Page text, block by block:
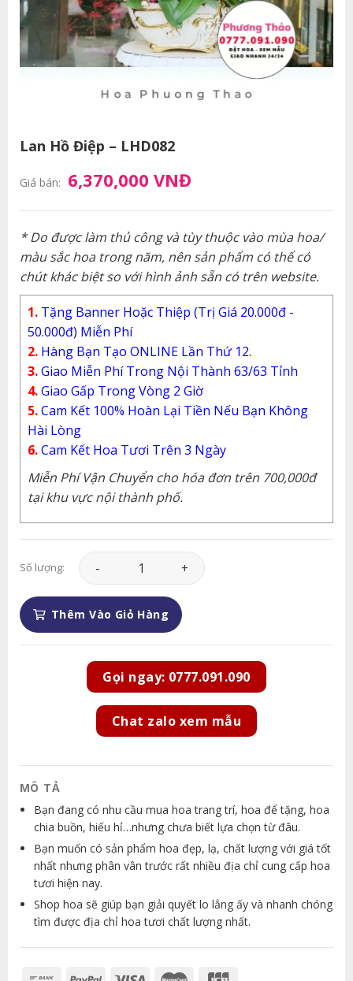
Lan Hồ Điệp – LHD082
Giá bán: 6,370,000 VNĐ
* Do được làm thủ công và tùy thuộc vào mùa hoa/
màu sắc hoa trong năm, nên sản phẩm có thể có
chút khác biệt so với hình ảnh sẵn có trên website.
1. Tặng Banner Hoặc Thiệp (Trị Giá 20.000đ -
50.000đ) Miễn Phí
2. Hàng Bạn Tạo ONLINE Lần Thứ 12.
3.Giao Miễn Phí Trong Nội Thành 63/63 Tỉnh
4.Giao Gấp Trong Vòng 2 Giờ
5.Cam Kết 100% Hoàn Lại Tiền Nếu Bạn Không
Hài Lòng
6.Cam Kết Hoa Tươi Trên 3 Ngày
Miễn Phí Vận Chuyển cho hóa đơn trên 700,000đ
tại khu vực nội thành phố.
Số lượng: Lan Hồ Điệp - LHD082 số lượng
Thêm Vào Giỏ Hàng
Gọi ngay: 0777.091.090
Chat zalo xem mẫu
MÔ TẢ
Bạn đang có nhu cầu mua hoa trang trí, hoa để tặng, hoa
chia buồn, hiếu hỉ…nhưng chưa biết lựa chọn từ đâu.
Bạn muốn có sản phẩm hoa đẹp, lạ, chất lượng với giá tốt
nhất nhưng phân vân trước rất nhiều địa chỉ cung cấp hoa
tươi hiện nay.
Shop hoa sẽ giúp bạn giải quyết lo lắng ấy và nhanh chóng
tìm được địa chỉ hoa tươi chất lượng nhất.